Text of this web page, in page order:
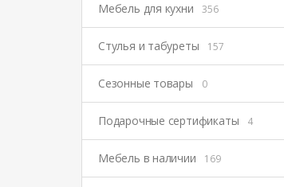
Мебель для кухни 356
Стулья и табуреты 157
Сезонные товары 0
Подарочные сертификаты 4
Мебель в наличии 169